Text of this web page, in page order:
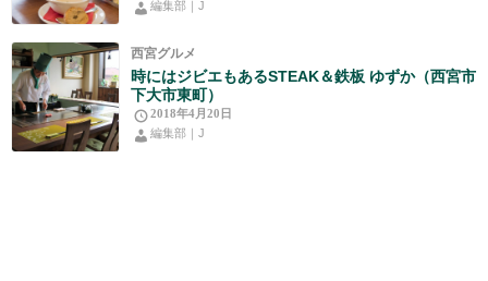
編集部｜J
西宮グルメ
時にはジビエもあるSTEAK＆鉄板 ゆずか（西宮市
下大市東町）
2018年4月20日
編集部｜J